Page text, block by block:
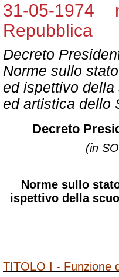
31-05-
Repubblica
Decreto
Norme sullo
ed ispettivo della
ed artistica dello
Decreto
(in
Norme sullo
ispettivo della
TITOLO I - Funzione